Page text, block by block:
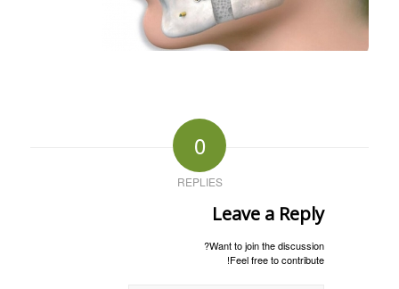
0
REPLIES
Leave a Reply
Want to join the discussion?
Feel free to contribute!